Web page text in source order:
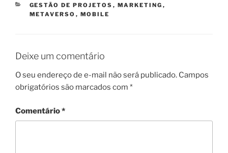
CATEGORIAS
GESTÃO DE PROJETOS , MARKETING ,
METAVERSO , MOBILE
Deixe um comentário
O seu endereço de e-mail não será publicado. Campos
obrigatórios são marcados com *
Comentário*